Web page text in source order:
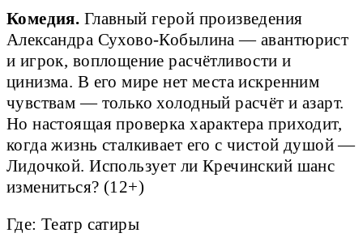
Комедия. Главный герой произведения
Александра Сухово-Кобылина — авантюрист
и игрок, воплощение расчётливости и
цинизма. В его мире нет места искренним
чувствам — только холодный расчёт и азарт.
Но настоящая проверка характера приходит,
когда жизнь сталкивает его с чистой душой —
Лидочкой. Использует ли Кречинский шанс
измениться? (12+)
Где: Театр сатиры